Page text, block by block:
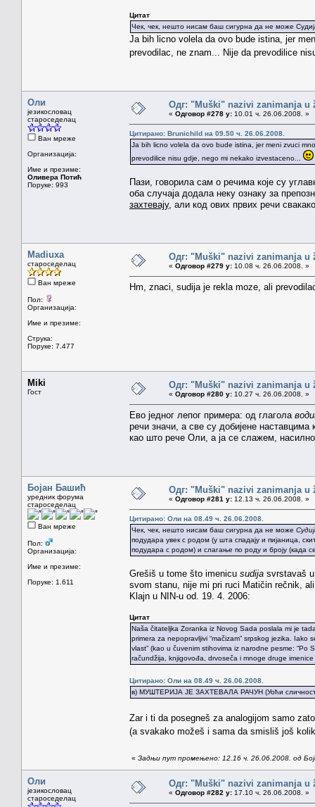
Цитат
Чек, чек, нешто нисам баш сигурна да не може
Ja bih licno volela da ovo bude istina, jer
prevodilac, ne znam... Nije da prevodilice
Оли
језикословац
староседелац
Ван мреже
Организација:
Име и презиме:
Оливера Потић
Поруке: 993
Одг: "Muški" nazivi zanimanja u
« Одговор #278 у: 10.01 ч. 26.06.2008. »
Цитирано: Brunichild на 09.50 ч. 26.06.2008.
Ja bih licno volela da ovo bude istina, jer meni zvuci
prevodilice nisu gdje, nego mi nekako izvestaceno...
Пази, говорила сам о речима које су
оба случаја додала неку ознаку за
захтевају, али код ових првих речи
Madiuxa
староседелац
Ван мреже
Пол:
Организација:
Име и презиме:
Струка:
Поруке: 7.477
Одг: "Muški" nazivi zanimanja u
« Одговор #279 у: 10.08 ч. 26.06.2008. »
Hm, znaci, sudija je rekla moze, ali
Miki
Гост
Одг: "Muški" nazivi zanimanja u
« Одговор #280 у: 10.27 ч. 26.06.2008. »
Ево једног лепог примера: од глагола
речи значи, а све су добијене
као што рече Оли, а ја се слажем,
Бојан Башић
уредник форума
староседелац
Ван мреже
Пол:
Организација:
Име и презиме:
Поруке: 1.611
Одг: "Muški" nazivi zanimanja u
« Одговор #281 у: 12.13 ч. 26.06.2008. »
Цитирано: Оли на 08.49 ч. 26.06.2008.
Чек, чек, нешто нисам баш сигурна да не може
подудара увек с родом (у шта спадају и пијаница,
подудара с родом) и слагање по роду и броју (када
Grešiš u tome što imenicu sudija svrstavaš
svom stanu, nije mi pri ruci Matičin rečnik,
Klajn u NIN-u od. 19. 4. 2006:
Цитат
Naša čitateljka Zoranka iz Novog Sada poslala mi je
primera za nepopravljivi “mačizam” srpskog jezika.
vlast” (kao u čuvenim stihovima iz narodne pesme:
račundžija, knjigovođa, drvoseča i mnoge druge
Цитирано: Оли на 08.49 ч. 26.06.2008.
в) МУШТЕРИЈА ЈЕ ЗАХТЕВАЛА РАЧУН (Уоћи сличност
Zar i ti da posegneš za analogijom samo
(a svakako možeš i sama da smisliš još
« Задњи пут промењено: 12.16 ч. 26.06.2008. од
Оли
језикословац
староседелац
Одг: "Muški" nazivi zanimanja u
« Одговор #282 у: 17.10 ч. 26.06.2008. »